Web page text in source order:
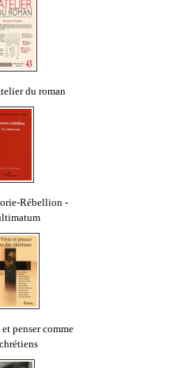
du roman
Rébellion -
penser comme